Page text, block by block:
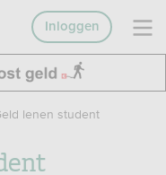
Inloggen
lenen student